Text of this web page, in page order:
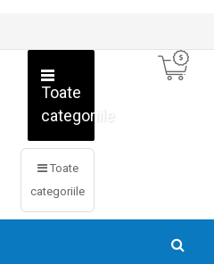
Toate
categoriile
Toate
categoriile